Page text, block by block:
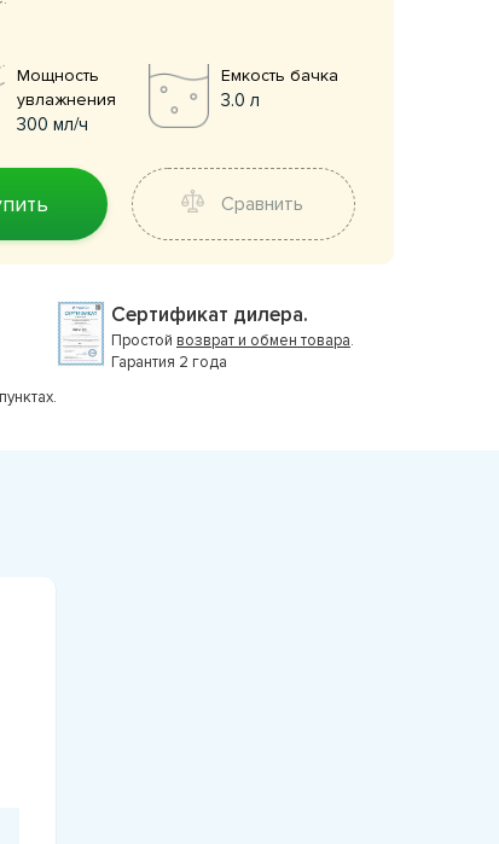
Мощность
увлажнения
300 мл/ч
Емкость бачка
3.0 л
Сравнить
пунктах.
Сертификат дилера.
Простой возврат и обмен товара.
Гарантия 2 года